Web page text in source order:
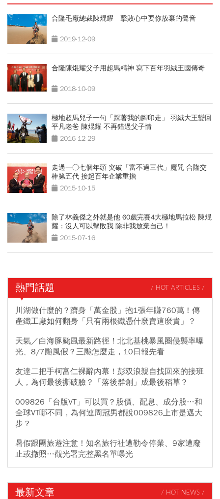
合隆毛廠總裁陳焜耀 擊敗心中要你放棄的聲音
2019-12-09
合隆陳焜耀父子用超馬精神 寫下百年羽絨王國傳奇
2018-10-09
極地超馬兒子一句「踩著我的腳印走」 羽絨大王變回
平凡老爸 陳焜耀 不再錯過父子情
2016-12-29
走過一○七個年頭 突破「富不過三代」魔咒 合隆交
棒第五代 接起百年企業重擔
2015-10-15
除了林義傑之外就是他 60歲完賽4大極地馬拉松 陳焜
耀：沒人可以擊敗我 除非我放棄自己！
2015-07-16
熱門話題 / HOT ARTICLES /
川湖做什麼的？躋身「萬金股」抱1張年賺760萬！傳
產鐵工廠如何翻身「只有兩根鐵憑什麼賣這麼貴」？
天氣／白海豚颱風最新路徑！北北基桃暴風圈侵襲率曝
光、8/7颱風假？三颱怎麼走，10日報先看
友達二把手柯富仁裸辭內幕！彭双浪親自找回來的接班
人，為何最後撕破臉？「落後群創」成最後稻草？
009826「台版VT」可以買？股價、配息、成分股…和
全球VT哪不同，為何連周冠男都說009826上市是邁大
步？
暑假跟團旅遊注意！知名旅行社遭勒令停業、9家遭廢
止或撤照…觀光署完整黑名單曝光
最新文章 / HOT NEWS /